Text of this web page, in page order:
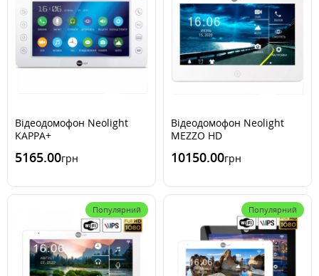
Відеодомофон Neolight
KAPPA+
5165.00грн
Відеодомофон Neolight
MEZZO HD
10150.00грн
Популярний Популярний